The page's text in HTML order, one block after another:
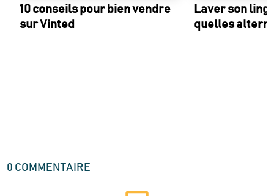
10 conseils pour bien vendre
sur Vinted
Laver son
quelles
0 COMMENTAIRE